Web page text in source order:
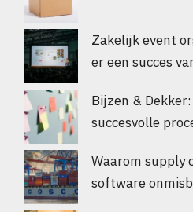
Zakelijk event
er een succes
Bijzen &
succesvolle
Waarom supply
software